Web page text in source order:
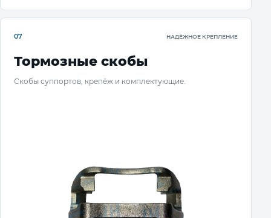
07 НАДЁЖНОЕ КРЕПЛЕНИЕ
Тормозные скобы
Скобы суппортов, крепёж и комплектующие.